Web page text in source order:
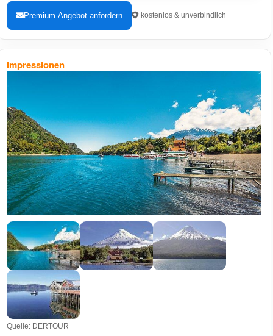
Premium-Angebot anfordern kostenlos & unverbindlich
Impressionen
Quelle: DERTOUR